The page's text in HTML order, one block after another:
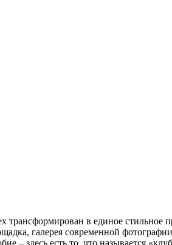
в единое стильное
галерея современной
– здесь есть то, что называется